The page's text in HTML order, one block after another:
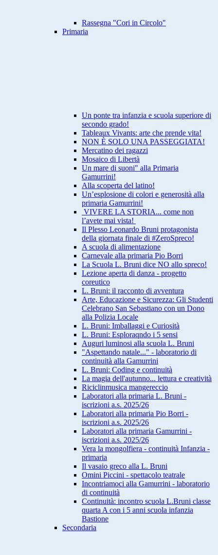
Rassegna "Cori in Circolo"
Primaria
Un ponte tra infanzia e scuola superiore di
secondo grado!
Tableaux Vivants: arte che prende vita!
NON È SOLO UNA PASSEGGIATA!
Mercatino dei ragazzi
Mosaico di Libertà
Un mare di suoni" alla Primaria
Gamurrini!
Alla scoperta del latino!
Un’esplosione di colori e generosità alla
primaria Gamurrini!
VIVERE LA STORIA... come non
l’avete mai vista!
Il Plesso Leonardo Bruni protagonista
della giornata finale di #ZeroSpreco!
A scuola di alimentazione
Carnevale alla primaria Pio Borri
La Scuola L. Bruni dice NO allo spreco!
Lezione aperta di danza - progetto
coreutico
L. Bruni: il racconto di avventura
Arte, Educazione e Sicurezza: Gli Studenti
Celebrano San Sebastiano con un Dono
alla Polizia Locale
L. Bruni: Imballaggi e Curiosità
L. Bruni: Esploraqndo i 5 sensi
Auguri luminosi alla scuola L. Bruni
"Aspettando natale..." - laboratorio di
continuità alla Gamurrini
L. Bruni: Coding e continuità
La magia dell'autunno... lettura e creatività
Riciclinmusica mangereccio
Laboratori alla primaria L. Bruni -
iscrizioni a.s. 2025/26
Laboratori alla primaria Pio Borri -
iscrizioni a.s. 2025/26
Laboratori alla primaria Gamurrini -
iscrizioni a.s. 2025/26
Vera la mongolfiera - continuità Infanzia -
primaria
Il vasaio greco alla L. Bruni
Omini Piccini - spettacolo teatrale
Incontriamoci alla Gamurrini - laboratorio
di continuità
Continuità: incontro scuola L.Bruni classe
quarta A con i 5 anni scuola infanzia
Bastione
Secondaria